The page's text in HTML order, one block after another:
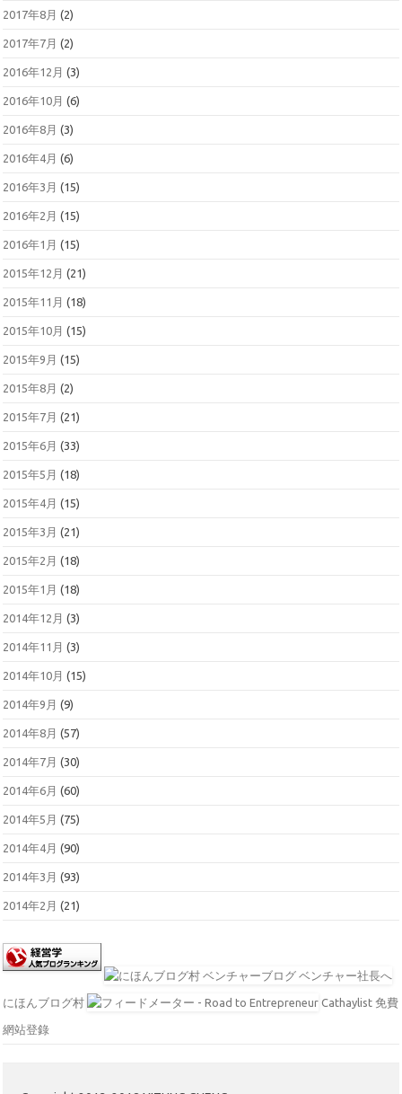
2017年8月 (2)
2017年7月 (2)
2016年12月 (3)
2016年10月 (6)
2016年8月 (3)
2016年4月 (6)
2016年3月 (15)
2016年2月 (15)
2016年1月 (15)
2015年12月 (21)
2015年11月 (18)
2015年10月 (15)
2015年9月 (15)
2015年8月 (2)
2015年7月 (21)
2015年6月 (33)
2015年5月 (18)
2015年4月 (15)
2015年3月 (21)
2015年2月 (18)
2015年1月 (18)
2014年12月 (3)
2014年11月 (3)
2014年10月 (15)
2014年9月 (9)
2014年8月 (57)
2014年7月 (30)
2014年6月 (60)
2014年5月 (75)
2014年4月 (90)
2014年3月 (93)
2014年2月 (21)
にほんブログ村 Cathaylist 免費
網站登錄